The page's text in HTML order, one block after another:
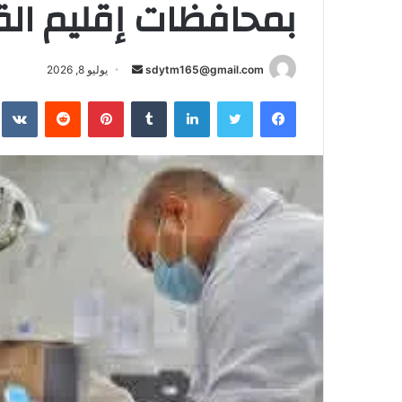
بمحافظات إقليم
sdytm165@gmail.com
أرسل
إلكترونيا
يوليو 8, 2026
فيسبوك تويتر لينكدإن بينتيريست